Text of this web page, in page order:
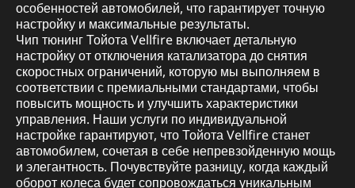
особенностей автомобилей, что гарантирует точную
настройку и максимальные результаты.
Чип тюнинг Тойота Vellfire включает детальную
настройку от отключения катализатора до снятия
скоростных ограничений, которую мы выполняем в
соответствии с премиальными стандартами, чтобы
повысить мощность и улучшить характеристики
управления. Наши услуги по индивидуальной
настройке гарантируют, что Тойота Vellfire станет
автомобилем, сочетая в себе непревзойденную мощь
и элегантность. Почувствуйте разницу, когда каждый
оборот колеса будет сопровождаться уникальным